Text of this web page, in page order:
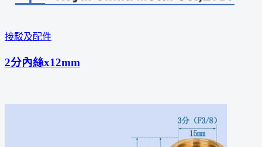
接駁及配件
2分內絲x12mm